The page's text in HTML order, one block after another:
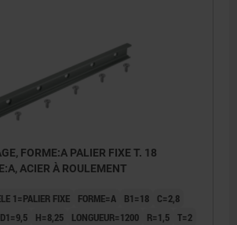
FORME:A PALIER FIXE T. 18
ACIER À ROULEMENT
1=PALIER FIXE FORME=A B1=18
C=2,8
D1=9,5 H=8,25 LONGUEUR=1200 R=1,5 T=2